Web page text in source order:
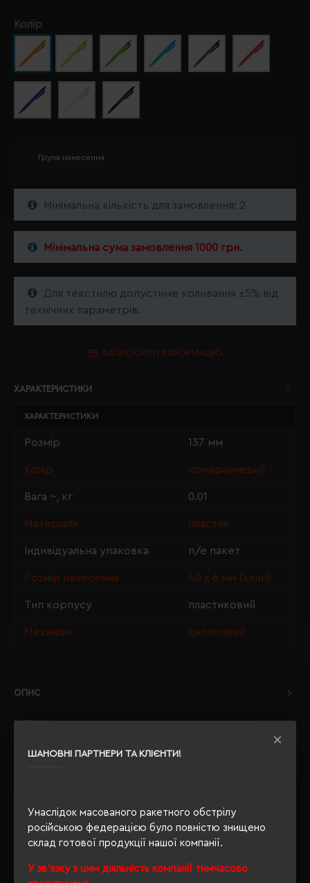
ШАНОВНІ ПАРТНЕРИ ТА КЛІЄНТИ!
Унаслідок масованого ракетного обстрілу
російською федерацією було повністю знищено
склад готової продукції нашої компанії.
У зв'язку з цим діяльність компанії тимчасово
Колір
Група нанесення
Мінімальна кількість для замовлення: 2
Мінімальна сума замовлення 1000 грн.
Для текстилю допустиме коливання ±5% від
технічних параметрів.
ЗАПРОСИТИ ІНФОРМАЦІЮ
ХАРАКТЕРИСТИКИ
ХАРАКТЕРИСТИКИ
Розмір 137 мм
Колір помаранчевий
Вага ~, кг 0.01
Матеріали пластик
Індивідуальна упаковка п/е пакет
Розмір нанесення 40 х 6 мм (клип)
Тип корпусу пластиковий
Механізм кнопковий
ОПИС
ВІДГУКИ